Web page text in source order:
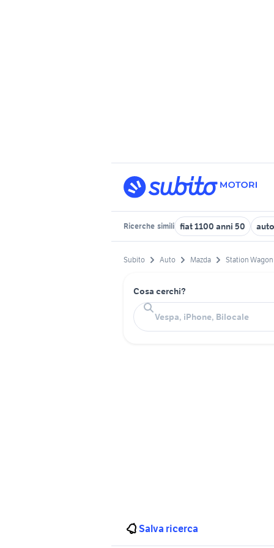
Ricerche simili fiat 1100 anni 50
Subito Auto Mazda Station Wagon
Cosa cerchi?
Salva ricerca